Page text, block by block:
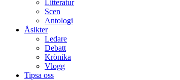
Litteratur
Scen
Antologi
Åsikter
Ledare
Debatt
Krönika
Vlogg
Tipsa oss